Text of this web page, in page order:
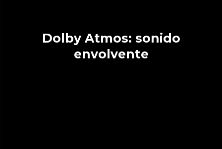
Dolby Atmos: sonido
envolvente